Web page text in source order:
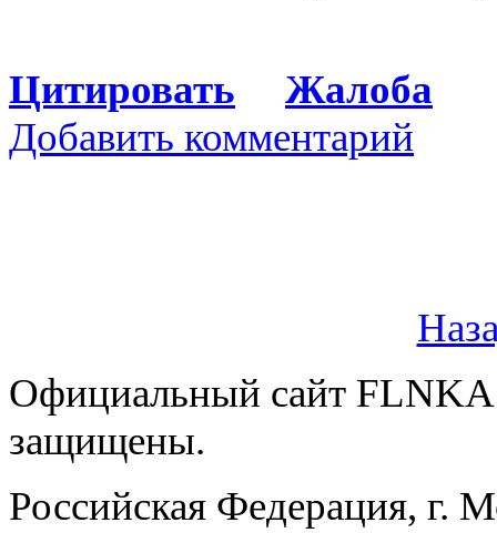
Цитировать
Жалоба
Добавить комментарий
Официальный сайт
защищены.
Российская Федерация, г.